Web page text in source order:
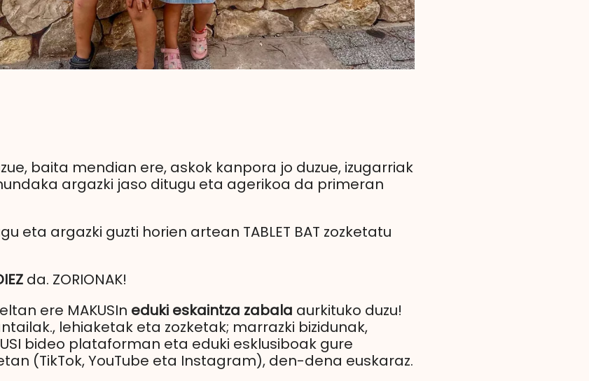
baita mendian ere, askok kanpora jo duzue, izugarriak
argazki jaso ditugu eta agerikoa da primeran
eta argazki guzti horien artean TABLET BAT zozketatu
da. ZORIONAK!
ere MAKUSIn eduki eskaintza zabala aurkituko duzu!
lehiaketak eta zozketak; marrazki bizidunak,
bideo plataforman eta eduki esklusiboak gure
(TikTok, YouTube eta Instagram), den-dena euskaraz.